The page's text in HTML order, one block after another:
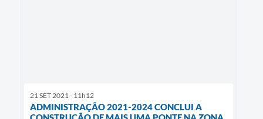
21 SET 2021 - 11h12
ADMINISTRAÇÃO 2021-2024 CONCLUI A